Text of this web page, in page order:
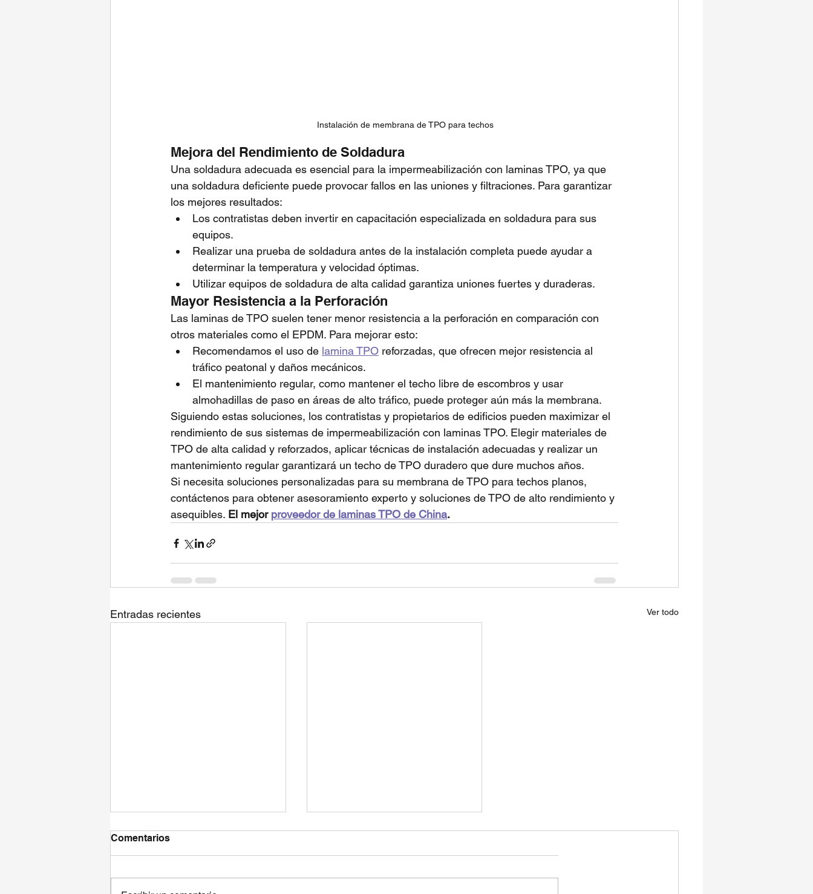
Instalación de membrana de TPO para techos
Mejora del Rendimiento de Soldadura
Una soldadura adecuada es esencial para la impermeabilización con laminas TPO, ya que
una soldadura deficiente puede provocar fallos en las uniones y filtraciones. Para garantizar
los mejores resultados:
Los contratistas deben invertir en capacitación especializada en soldadura para sus
equipos.
Realizar una prueba de soldadura antes de la instalación completa puede ayudar a
determinar la temperatura y velocidad óptimas.
Utilizar equipos de soldadura de alta calidad garantiza uniones fuertes y duraderas.
Mayor Resistencia a la Perforación
Las laminas de TPO suelen tener menor resistencia a la perforación en comparación con
otros materiales como el EPDM. Para mejorar esto:
Recomendamos el uso de lamina TPO reforzadas, que ofrecen mejor resistencia al
tráfico peatonal y daños mecánicos.
El mantenimiento regular, como mantener el techo libre de escombros y usar
almohadillas de paso en áreas de alto tráfico, puede proteger aún más la membrana.
Siguiendo estas soluciones, los contratistas y propietarios de edificios pueden maximizar el
rendimiento de sus sistemas de impermeabilización con laminas TPO. Elegir materiales de
TPO de alta calidad y reforzados, aplicar técnicas de instalación adecuadas y realizar un
mantenimiento regular garantizará un techo de TPO duradero que dure muchos años.
Si necesita soluciones personalizadas para su membrana de TPO para techos planos,
contáctenos para obtener asesoramiento experto y soluciones de TPO de alto rendimiento y
asequibles. El mejor proveedor de laminas TPO de China.
Entradas recientes Ver todo
Comentarios